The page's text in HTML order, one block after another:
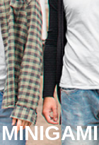
MINIGAMI